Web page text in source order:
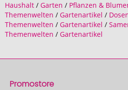
Haushalt / Garten / Pflanzen &
Themenwelten / Gartenartikel /
Themenwelten / Gartenartikel /
Themenwelten / Gartenartikel
Promostore